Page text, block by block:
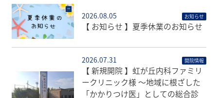
2026.08.05 お知らせ
【 お知らせ 】夏季休業のお知らせ
2026.07.31 開院情報
【 新規開院 】虹が丘内科ファミリ
ークリニック様 〜地域に根ざした
「かかりつけ医」としての総合診